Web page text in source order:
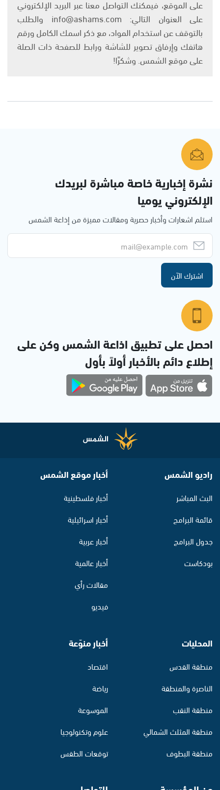
على الموقع، فيمكنك التواصل معنا عبر البريد الإلكتروني
على العنوان التالي: info@ashams.com والطلب
بالتوقف عن استخدام المواد، مع ذكر اسمك الكامل ورقم
هاتفك وإرفاق تصوير للشاشة ورابط للصفحة ذات الصلة
على موقع الشمس. وشكرًا!
نشرة إخبارية خاصة مباشرة لبريدك
الإلكتروني يوميا
استلم اشعارات وأخبار حصرية ومقالات مميزة من إذاعة الشمس
اشترك الآن
احصل على تطبيق اذاعة الشمس وكن على
إطلاع دائم بالأخبار أولاً بأول
راديو الشمس
البث المباشر
قائمة البرامج
جدول البرامج
بودكاست
أخبار موقع الشمس
أخبار فلسطينية
أخبار اسرائيلية
أخبار عربية
أخبار عالمية
مقالات رأي
فيديو
المحليات
منطقة القدس
الناصرة والمنطقة
منطقة النقب
منطقة المثلث الشمالي
منطقة البطوف
أخبار منوّعة
اقتصاد
رياضة
الموسوعة
علوم وتكنولوجيا
توقعات الطقس